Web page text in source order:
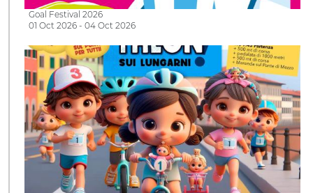
Goal Festival 2026
01 Oct 2026 - 04 Oct 2026